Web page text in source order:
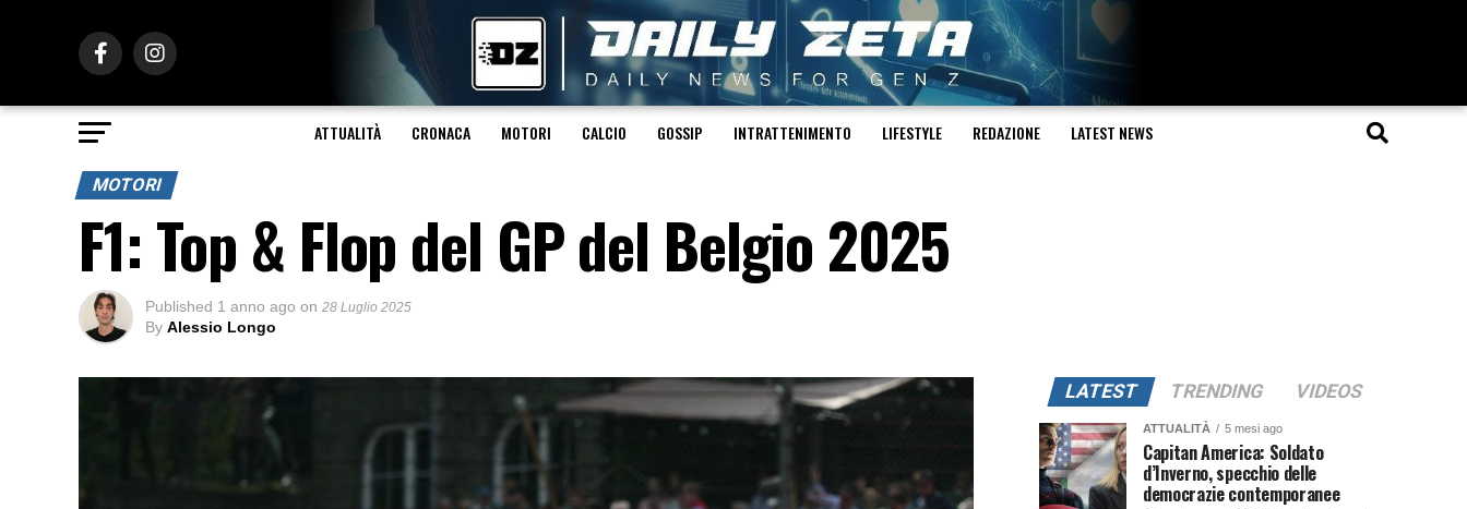
ATTUALITÀ CRONACA MOTORI CALCIO GOSSIP INTRATTENIMENTO LIFESTYLE REDAZIONE LATEST NEWS
MOTORI
F1: Top & Flop del GP del Belgio 2025
Published 1 anno ago on 28 Luglio 2025
By Alessio Longo
LATEST TRENDING VIDEOS
ATTUALITÀ 5 mesi ago
Capitan America: Soldato
d’Inverno, specchio delle
democrazie contemporanee